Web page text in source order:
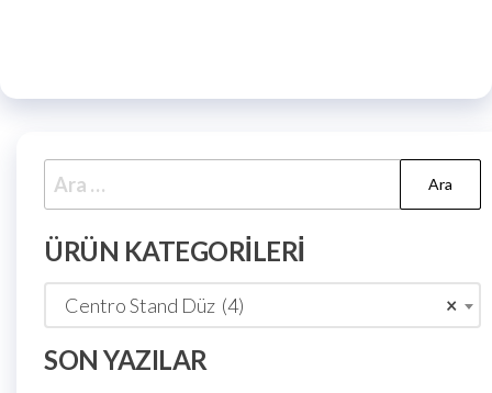
ÜRÜN KATEGORILERI
×
Centro Stand Düz (4)
SON YAZILAR